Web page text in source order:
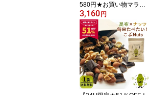
580円★お買い物マラソ
ン限定！】[大袋] スープ
国産やさいと海藻をもり
もり食べるホッ。とスー
プ 165g×1袋 わかめ 昆布
春雨 キャベツ にんじん
野菜香味だし 洋風スープ
即席スープの素 インスタ
ント たっぷり約27杯分
お得
3,160円